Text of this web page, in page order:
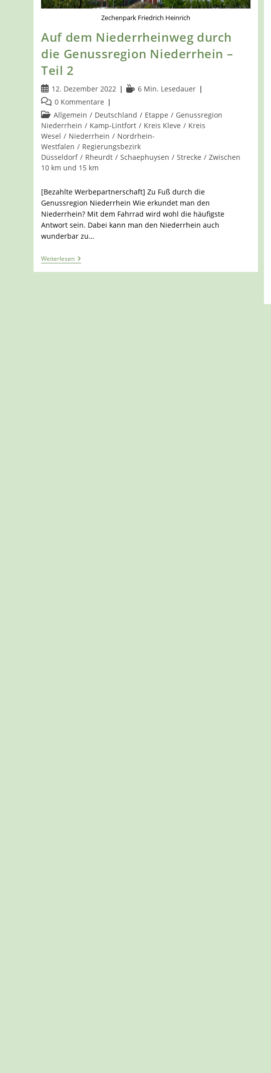
Zechenpark Friedrich Heinrich
Auf dem Niederrheinweg durch
die Genussregion Niederrhein –
Teil 2
Beitrag
veröffentlicht:
12. Dezember 2022 Lesedauer:
6 Min. Lesedauer
Beitrags-
Kommentare:
0 Kommentare
Beitrags-
Kategorie:
Allgemein / Deutschland / Etappe / Genussregion
Niederrhein / Kamp-Lintfort / Kreis Kleve / Kreis
Wesel / Niederrhein / Nordrhein-
Westfalen / Regierungsbezirk
Düsseldorf / Rheurdt / Schaephuysen / Strecke / Zwischen
10 km und 15 km
[Bezahlte Werbepartnerschaft] Zu Fuß durch die
Genussregion Niederrhein Wie erkundet man den
Niederrhein? Mit dem Fahrrad wird wohl die häufigste
Antwort sein. Dabei kann man den Niederrhein auch
wunderbar zu…
WeiterlesenAuf
Dem
Niederrheinweg